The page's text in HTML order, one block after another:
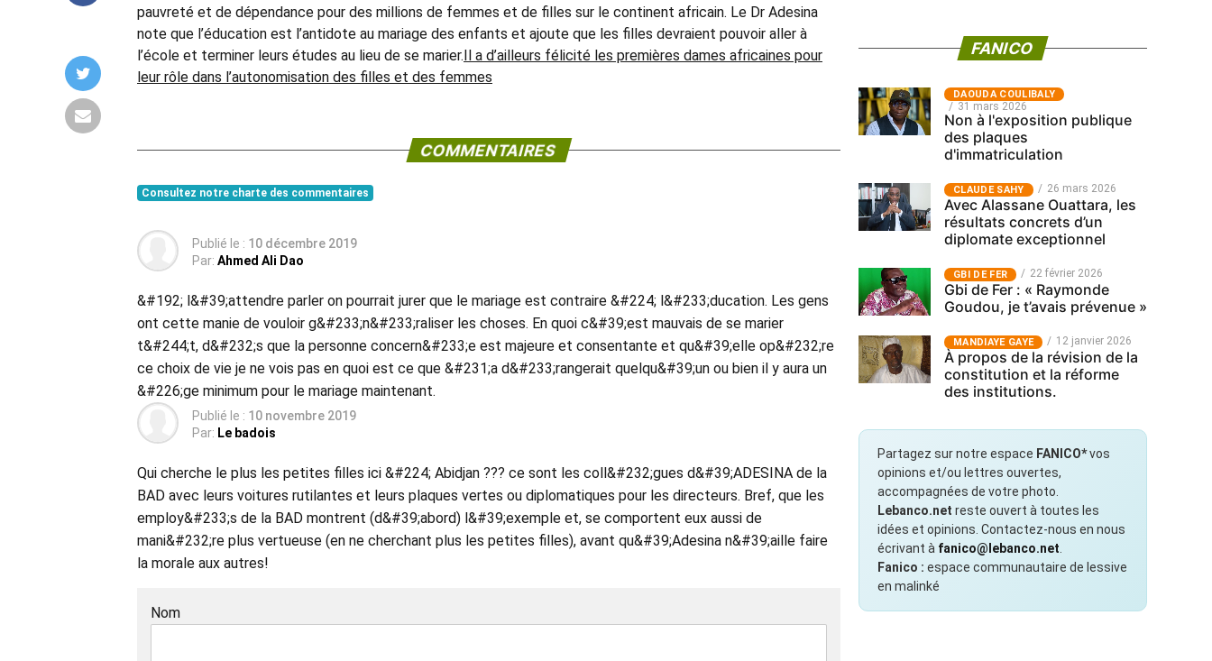
pauvreté et de dépendance pour des millions de femmes et de filles sur le continent africain. Le Dr Adesina
note que l’éducation est l’antidote au mariage des enfants et ajoute que les filles devraient pouvoir aller à
l’école et terminer leurs études au lieu de se marier.Il a d’ailleurs félicité les premières dames africaines pour
leur rôle dans l’autonomisation des filles et des femmes
COMMENTAIRES
Consultez notre charte des commentaires
Publié le : 10 décembre 2019
Par: Ahmed Ali Dao
&#192; l&#39;attendre parler on pourrait jurer que le mariage est contraire &#224; l&#233;ducation. Les gens
ont cette manie de vouloir g&#233;n&#233;raliser les choses. En quoi c&#39;est mauvais de se marier
t&#244;t, d&#232;s que la personne concern&#233;e est majeure et consentante et qu&#39;elle op&#232;re
ce choix de vie je ne vois pas en quoi est ce que &#231;a d&#233;rangerait quelqu&#39;un ou bien il y aura un
&#226;ge minimum pour le mariage maintenant.
Publié le : 10 novembre 2019
Par: Le badois
Qui cherche le plus les petites filles ici &#224; Abidjan ??? ce sont les coll&#232;gues d&#39;ADESINA de la
BAD avec leurs voitures rutilantes et leurs plaques vertes ou diplomatiques pour les directeurs. Bref, que les
employ&#233;s de la BAD montrent (d&#39;abord) l&#39;exemple et, se comportent eux aussi de
mani&#232;re plus vertueuse (en ne cherchant plus les petites filles), avant qu&#39;Adesina n&#39;aille faire
la morale aux autres!
Nom
FANICO
‎DAOUDA COULIBALY
31 mars 2026
Non à l'exposition publique
des plaques
d'immatriculation
CLAUDE SAHY 26 mars 2026
Avec Alassane Ouattara, les
résultats concrets d’un
diplomate exceptionnel
GBI DE FER 22 février 2026
Gbi de Fer : « Raymonde
Goudou, je t’avais prévenue »
MANDIAYE GAYE 12 janvier 2026
À propos de la révision de la
constitution et la réforme
des institutions.
Partagez sur notre espace FANICO*vos
opinions et/ou lettres ouvertes,
accompagnées de votre photo.
Lebanco.net reste ouvert à toutes les
idées et opinions. Contactez-nous en nous
écrivant à fanico@lebanco.net
Fanico : espace communautaire de lessive
en malinké